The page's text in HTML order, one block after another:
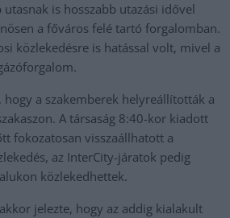
is hosszabb utazási idővel
a főváros felé tartó forgalomban.
közlekedésre is hatással volt, mivel a
hogy a szakemberek helyreállították a
A társaság 8:40-kor kiadott
fokozatosan visszaállhatott a
az InterCity-járatok pedig
közlekedhettek.
jelezte, hogy az addig kialakult